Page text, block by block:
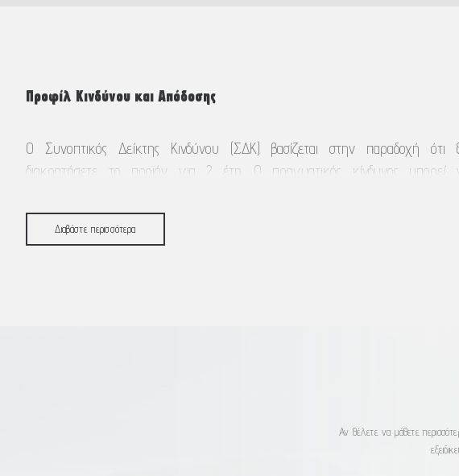
Προφίλ Κινδύνου και Απόδοσης
Ο Συνοπτικός Δείκτης Κινδύνου (ΣΔΚ) βασίζεται στην παραδοχή ότι
διακρατήσετε το προϊόν για 2 έτη. Ο πραγματικός κίνδυνος μπορεί
πρώιμο στάδιο και μπορεί να εισπράξετε λιγότερα. Ο Συνοπτικός
Κινδύνου είναι ένας οδηγός ως προς το επίπεδο κινδύνου σε σύγκριση με
τις μελλοντικές επιδόσεις σε επίπεδο «χαμηλό» και κακές συνθήκες της
«είναι πολύ απίθανο να» έχουν αντίκτυπο στην ικανότητά μας να
πληρώσουμε. Το προϊόν αυτό δεν περιλαμβάνει προστασία από τη
Διαβάστε περισσότερα
Αν θέλετε να μάθετε